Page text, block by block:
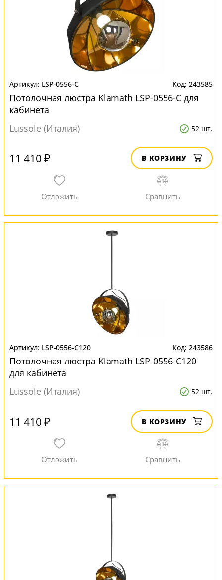
LSP-0556-C 243585
Потолочная люстра Klamath LSP-0556-C для
кабинета
Lussole (Италия)
52 шт.
11 410 ₽ В КОРЗИНУ
LSP-0556-C120 243586
Потолочная люстра Klamath LSP-0556-C120
для кабинета
Lussole (Италия)
52 шт.
11 410 ₽ В КОРЗИНУ